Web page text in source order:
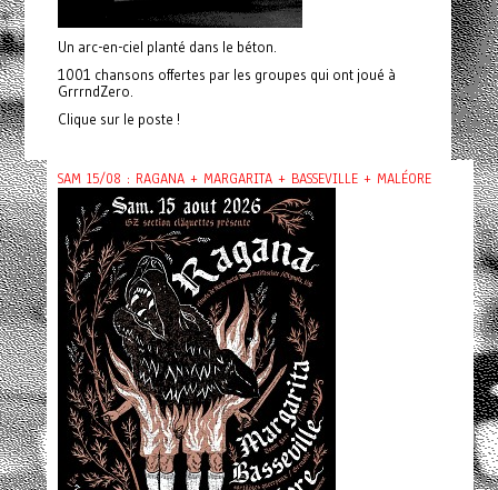
Un arc-en-ciel planté dans le béton.
1001 chansons offertes par les groupes qui ont joué à
GrrrndZero.
Clique sur le poste !
SAM 15/08 : RAGANA + MARGARITA + BASSEVILLE + MALÉORE